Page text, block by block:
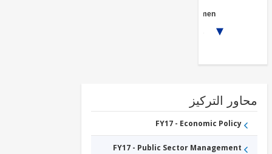
Central
Government
(Central
Agencies
)
الصناعاتالتركيز
FY17 - Economic Policy
FY17 - Public Sector Management